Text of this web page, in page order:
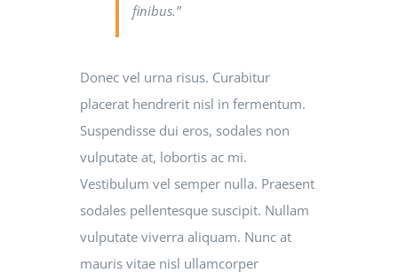
finibus.”
Donec vel urna risus. Curabitur
placerat hendrerit nisl in fermentum.
Suspendisse dui eros, sodales non
vulputate at, lobortis ac mi.
Vestibulum vel semper nulla. Praesent
sodales pellentesque suscipit. Nullam
vulputate viverra aliquam. Nunc at
mauris vitae nisl ullamcorper